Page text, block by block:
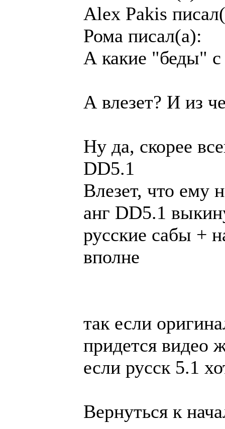
Alex Pakis
Рома писал(а):
А какие "беды" с
А влезет? И из
Ну да, скорее
DD5.1
Влезет, что ему
анг DD5.1
русские сабы +
вполне
так если
придется видео
если русск 5.1
Вернуться к